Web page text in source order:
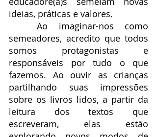
ideias, práticas e valores.
	Ao imaginar-nos como
semeadores, acredito que todos
somos protagonistas e
responsáveis por tudo o que
fazemos. Ao ouvir as crianças
partilhando suas impressões
sobre os livros lidos, a partir da
leitura dos textos que
escreveram, elas estão